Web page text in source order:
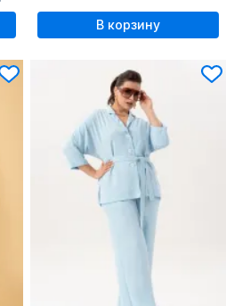
В корзину